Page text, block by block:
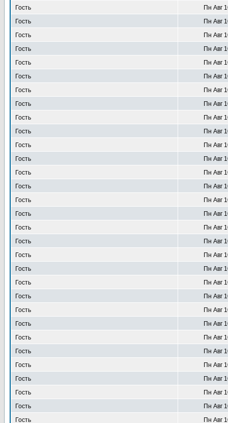
Гость
Пн Авг
Гость
Пн Авг
Гость
Пн Авг
Гость
Пн Авг
Гость
Пн Авг
Гость
Пн Авг
Гость
Пн Авг
Гость
Пн Авг
Гость
Пн Авг
Гость
Пн Авг
Гость
Пн Авг
Гость
Пн Авг
Гость
Пн Авг
Гость
Пн Авг
Гость
Пн Авг
Гость
Пн Авг
Гость
Пн Авг
Гость
Пн Авг
Гость
Пн Авг
Гость
Пн Авг
Гость
Пн Авг
Гость
Пн Авг
Гость
Пн Авг
Гость
Пн Авг
Гость
Пн Авг
Гость
Пн Авг
Гость
Пн Авг
Гость
Пн Авг
Гость
Пн Авг
Гость
Пн Авг
Гость
Пн Авг